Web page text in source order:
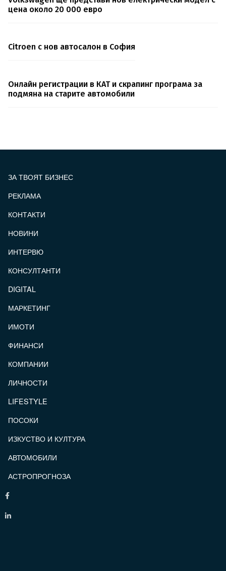
цена около 20 000 евро
Citroen с нов автосалон в София
Онлайн регистрации в КАТ и скрапинг програма за
подмяна на старите автомобили
ЗА ТВОЯТ БИЗНЕС
РЕКЛАМА
КОНТАКТИ
НОВИНИ
ИНТЕРВЮ
КОНСУЛТАНТИ
DIGITAL
МАРКЕТИНГ
ИМОТИ
ФИНАНСИ
КОМПАНИИ
ЛИЧНОСТИ
LIFESTYLE
ПОСОКИ
ИЗКУСТВО И КУЛТУРА
АВТОМОБИЛИ
АСТРОПРОГНОЗА